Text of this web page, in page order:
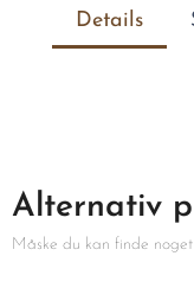
Details
Alternativ
Måske du kan finde